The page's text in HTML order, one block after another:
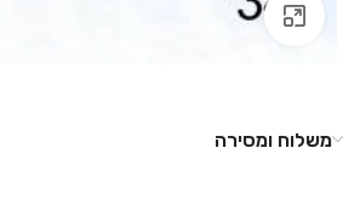
לחץ להגדלה
משלוח ומסירה